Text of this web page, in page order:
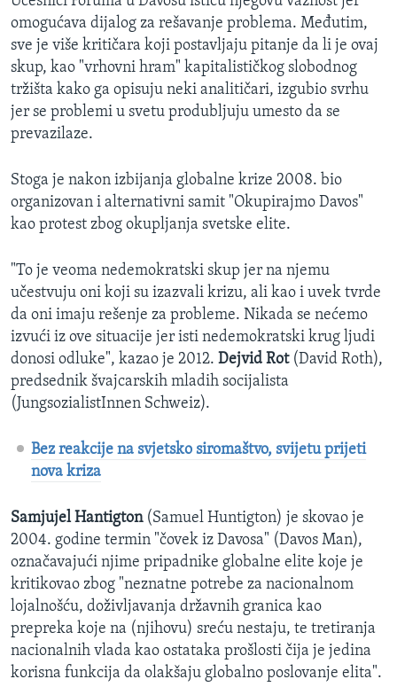
omogućava dijalog za rešavanje problema. Međutim,
sve je više kritičara koji postavljaju pitanje da li je ovaj
skup, kao "vrhovni hram" kapitalističkog slobodnog
tržišta kako ga opisuju neki analitičari, izgubio svrhu
jer se problemi u svetu produbljuju umesto da se
prevazilaze.
Stoga je nakon izbijanja globalne krize 2008. bio
organizovan i alternativni samit "Okupirajmo Davos"
kao protest zbog okupljanja svetske elite.
"To je veoma nedemokratski skup jer na njemu
učestvuju oni koji su izazvali krizu, ali kao i uvek tvrde
da oni imaju rešenje za probleme. Nikada se nećemo
izvući iz ove situacije jer isti nedemokratski krug ljudi
donosi odluke", kazao je 2012. Dejvid Rot (David Roth),
predsednik švajcarskih mladih socijalista
(JungsozialistInnen Schweiz).
Bez reakcije na svjetsko siromaštvo, svijetu prijeti
nova kriza
Samjujel Hantigton(Samuel Huntigton) je skovao je
2004. godine termin "čovek iz Davosa" (Davos Man),
označavajući njime pripadnike globalne elite koje je
kritikovao zbog "neznatne potrebe za nacionalnom
lojalnošću, doživljavanja državnih granica kao
prepreka koje na (njihovu) sreću nestaju, te tretiranja
nacionalnih vlada kao ostataka prošlosti čija je jedina
korisna funkcija da olakšaju globalno poslovanje elita".